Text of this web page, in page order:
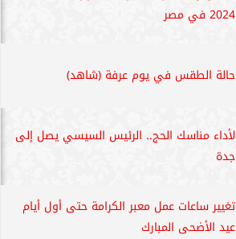
2024 في مصر
حالة الطقس في يوم عرفة (شاهد)
لأداء مناسك الحج.. الرئيس السيسي يصل إلى
جدة
تغيير ساعات عمل معبر الكرامة حتى أول أيام
عيد الأضحى المبارك